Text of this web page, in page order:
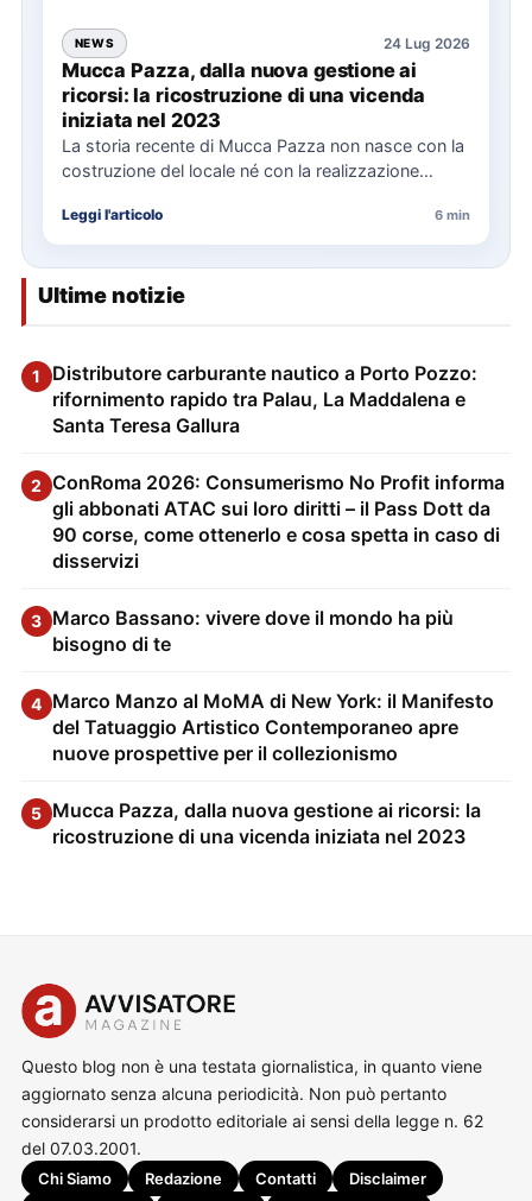
NEWS 24 Lug 2026
Mucca Pazza, dalla nuova gestione ai
ricorsi: la ricostruzione di una vicenda
iniziata nel 2023
La storia recente di Mucca Pazza non nasce con la
costruzione del locale né con la realizzazione
Leggi l'articolo 6 min
Ultime notizie
1
Distributore carburante nautico a Porto Pozzo:
rifornimento rapido tra Palau, La Maddalena e
Santa Teresa Gallura
2 ConRoma 2026: Consumerismo No Profit informa
gli abbonati ATAC sui loro diritti – il Pass Dott da
90 corse, come ottenerlo e cosa spetta in caso di
disservizi
3 Marco Bassano: vivere dove il mondo ha più
bisogno di te
4 Marco Manzo al MoMA di New York: il Manifesto
del Tatuaggio Artistico Contemporaneo apre
nuove prospettive per il collezionismo
5 Mucca Pazza, dalla nuova gestione ai ricorsi: la
ricostruzione di una vicenda iniziata nel 2023
Questo blog non è una testata giornalistica, in quanto viene
aggiornato senza alcuna periodicità. Non può pertanto
considerarsi un prodotto editoriale ai sensi della legge n. 62
del 07.03.2001.
Chi Siamo Redazione Contatti
Disclaimer